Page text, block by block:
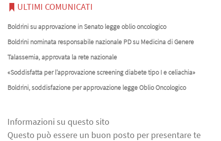
ULTIMI COMUNICATI
Boldrini su approvazione in Senato legge oblio oncologico
Boldrini nominata responsabile nazionale PD su Medicina di Genere
Talassemia, approvata la rete nazionale
«Soddisfatta per l’approvazione screening diabete tipo I e celiachia»
Boldrini, soddisfazione per approvazione legge Oblio Oncologico
Informazioni su questo sito
Questo può essere un buon posto per presentare te